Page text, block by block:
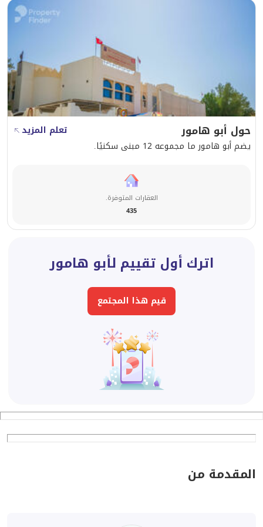
نحرص على بناء علاقات وطيدة ومرضيه مع جميع عملائنا. و
سنحرص أن نعمل معا كفريق لتلبية متطلباتك المميزة خلال
رحلة بحثك عن مكاتب أو محلات تجارية أو شقق سكنية
وغيرها من العقارات في جميع أنحاء قطر.
اكتشف عقار احلامك مع شركة ستبس للعقارات!
للمزيد من المعلومات قم بزيارة موقعنا التالي
قم بزيارتنا في مبنى القمرة، الطابق الثاني.
اتصل بنا على
حول أبو هامور
تعلم المزيد
يضم أبو هامور ما مجموعه 12 مبنى سكنيًا.
العقارات المتوفرة.
435
اترك أول تقييم لأبو هامور
قيم هذا المجتمع
المقدمة من